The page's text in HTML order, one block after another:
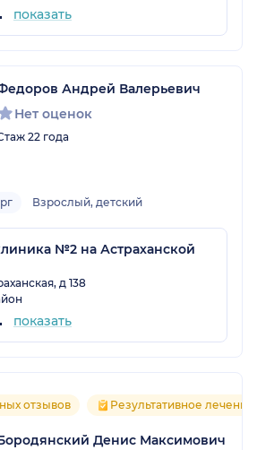
56 показать
Андрей Валерьевич
Нет оценок
22 года
Взрослый, детский
№2 на Астраханской
д 138
62 показать
отзывов Результативное лечение
Денис Максимович